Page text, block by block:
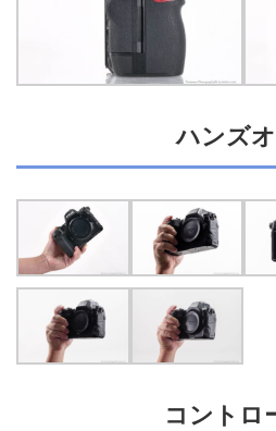
ハンズ
コントロ